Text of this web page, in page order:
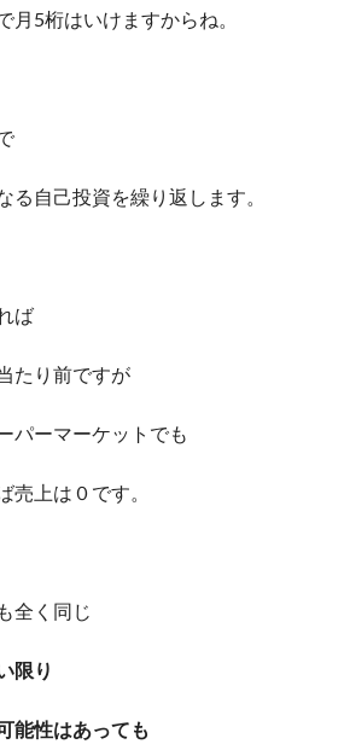
月5桁はいけますからね。
る自己投資を繰り返します。
ば
たり前ですが
パーマーケットでも
売上は０です。
全く同じ
限り
能性はあっても